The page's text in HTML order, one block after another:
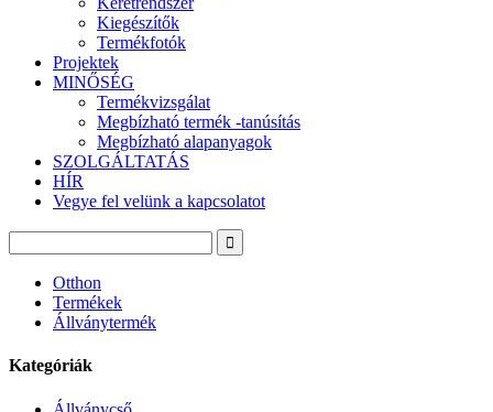
Kiegészítők
Termékfotók
Projektek
MINŐSÉG
Termékvizsgálat
Megbízható termék -tanúsítás
Megbízható alapanyagok
SZOLGÁLTATÁS
HÍR
Vegye fel velünk a kapcsolatot
Otthon
Termékek
Állványtermék
Kategóriák